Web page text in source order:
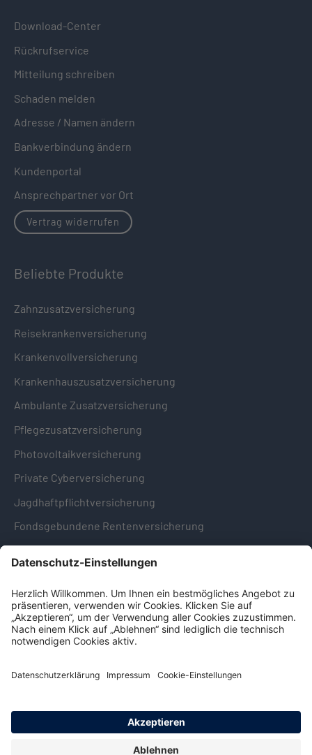
Download-Center
Rückrufservice
Mitteilung schreiben
Schaden melden
Adresse / Namen ändern
Bankverbindung ändern
Kundenportal
Ansprechpartner vor Ort
Vertrag widerrufen
Beliebte Produkte
Zahnzusatzversicherung
Reisekrankenversicherung
Krankenvollversicherung
Krankenhauszusatzversicherung
Ambulante Zusatzversicherung
Pflegezusatzversicherung
Photovoltaikversicherung
Private Cyberversicherung
Jagdhaftpflichtversicherung
Fondsgebundene Rentenversicherung
Hinweise & Informationen
Impressum
Datenschutz
Hinweisgebersystem -